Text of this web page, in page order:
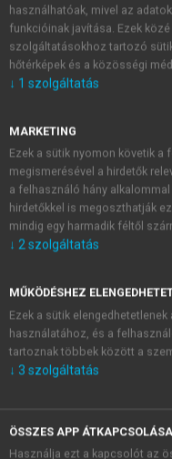
FIÓKKAL
azonosítóval
használhatóak, mivel az
funkcióinak javítása. Ezek
szolgáltatásokhoz tartozó
hőtérképek és a közösségi
↓ 1 szolgáltatás
MARKETING
Ezek a sütik nyomon követik a
megismerésével a hirdetők
a felhasználó hány
hirdetőkkel is megoszthatják
mindig egy harmadik féltől
↓ 2szolgáltatás
MŰKÖDÉSHEZ
Ezek a sütik
használatához, és a
tartoznak többek között a
↓ 3 szolgáltatás
ÖSSZES APP ÁTKAPCSOLÁSA
Használja ezt a kapcsolót az